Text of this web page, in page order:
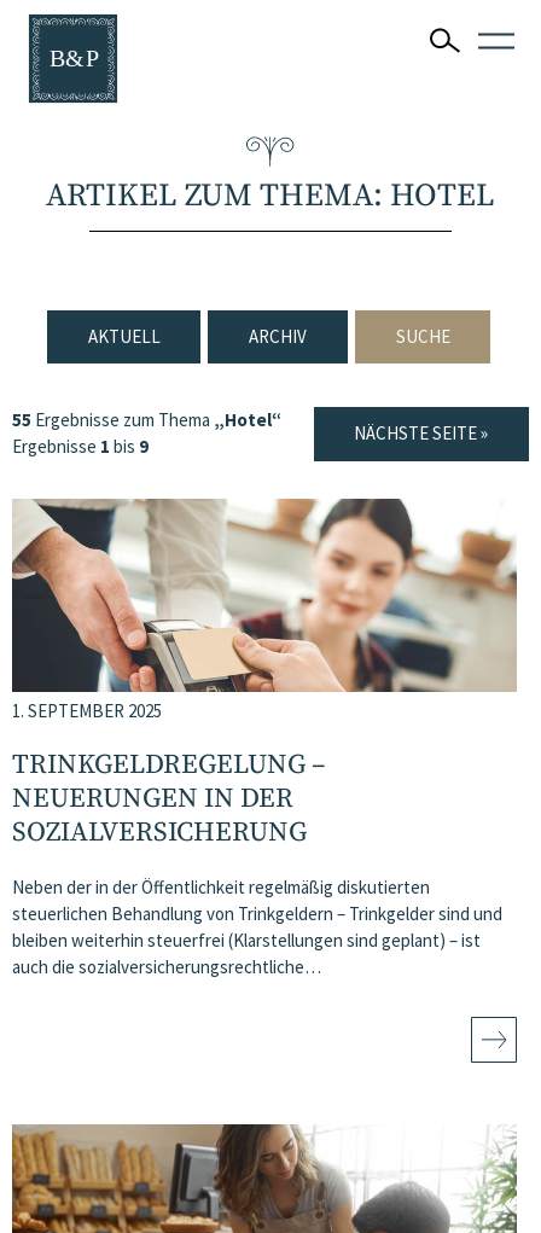
ARTIKEL ZUM THEMA: HOTEL
AKTUELL ARCHIV SUCHE
55 Ergebnisse zum Thema „Hotel“
Ergebnisse 1 bis 9
NÄCHSTE SEITE »
1. SEPTEMBER 2025
TRINKGELDREGELUNG –
NEUERUNGEN IN DER
SOZIALVERSICHERUNG
Neben der in der Öffentlichkeit regelmäßig diskutierten
steuerlichen Behandlung von Trinkgeldern – Trinkgelder sind und
bleiben weiterhin steuerfrei (Klarstellungen sind geplant) – ist
auch die sozialversicherungsrechtliche…